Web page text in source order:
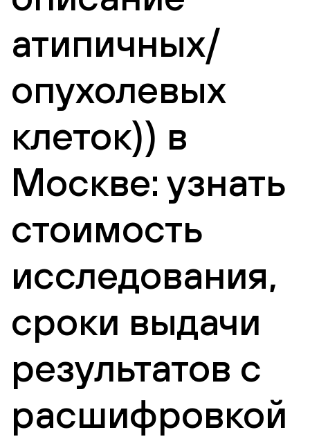
атипичных/
опухолевых
клеток)) в
Москве: узнать
стоимость
исследования,
сроки выдачи
результатов с
расшифровкой